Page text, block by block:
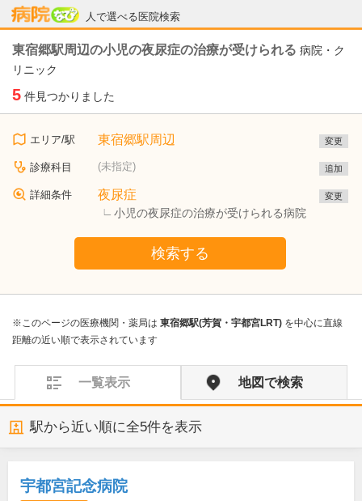
人で選べる医院検索
病院なび
東宿郷駅周辺の小児の夜尿症の治療が受けられる 病院・ク
リニック
5 件見つかりました
エリア/駅 東宿郷駅周辺 変更
診療科目 (未指定) 追加
詳細条件 夜尿症
小児の夜尿症の治療が受けられる病院
変更
検索する
※このページの医療機関・薬局は 東宿郷駅(芳賀・宇都宮LRT) を中心に直線
距離の近い順で表示されています
一覧表示 地図で検索
駅から近い順に全5件を表示
宇都宮記念病院